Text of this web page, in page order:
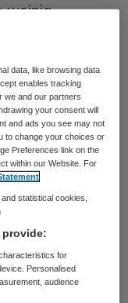
weinig
lopen ze
Om
deze
de
kwijt aan
samen een
en
data, like browsing data
enables tracking
we and our partners
your consent will
and ads you see may not
to change your choices or
Preferences link on the
within our Website. For
statistical cookies,
provide:
for
Personalised
audience